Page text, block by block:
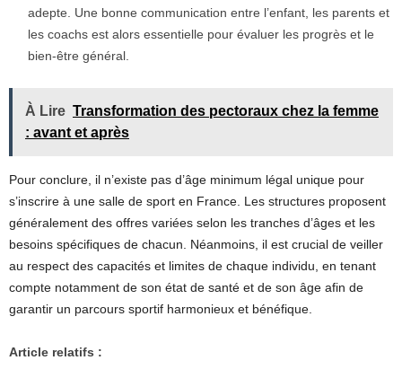
adepte. Une bonne communication entre l’enfant, les parents et
les coachs est alors essentielle pour évaluer les progrès et le
bien-être général.
À Lire Transformation des pectoraux chez la femme
: avant et après
Pour conclure, il n’existe pas d’âge minimum légal unique pour
s’inscrire à une salle de sport en France. Les structures proposent
généralement des offres variées selon les tranches d’âges et les
besoins spécifiques de chacun. Néanmoins, il est crucial de veiller
au respect des capacités et limites de chaque individu, en tenant
compte notamment de son état de santé et de son âge afin de
garantir un parcours sportif harmonieux et bénéfique.
Article relatifs :